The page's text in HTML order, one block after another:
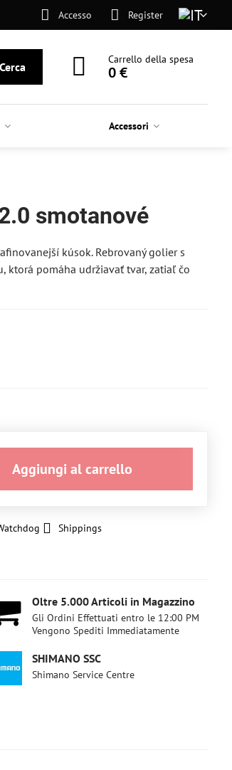
Accesso Register
Cerca
Carrello della spesa
0 €
Accessori
smotanové
kúsok. Rebrovaný golier s
pomáha udržiavať tvar, zatiaľ čo
Aggiungi al carrello
Shippings
Oltre 5​.000 Articoli in Magazzino
Gli Ordini Effettuati entro le 12:00 PM
Vengono Spediti Immediatamente
SHIMANO SSC
Shimano Service Centre